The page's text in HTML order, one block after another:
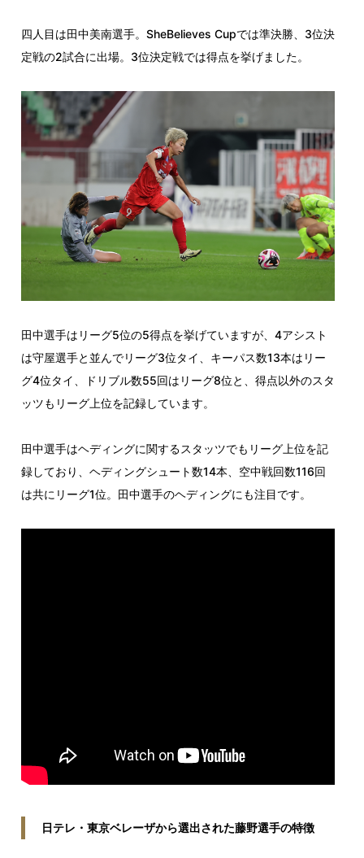
四人目は田中美南選手。SheBelieves Cupでは準決勝、3位決
定戦の2試合に出場。3位決定戦では得点を挙げました。
田中選手はリーグ5位の5得点を挙げていますが、4アシスト
は守屋選手と並んでリーグ3位タイ、キーパス数13本はリー
グ4位タイ、ドリブル数55回はリーグ8位と、得点以外のスタ
ッツもリーグ上位を記録しています。
田中選手はヘディングに関するスタッツでもリーグ上位を記
録しており、ヘディングシュート数14本、空中戦回数116回
は共にリーグ1位。田中選手のヘディングにも注目です。
日テレ・東京ベレーザから選出された藤野選手の特徴